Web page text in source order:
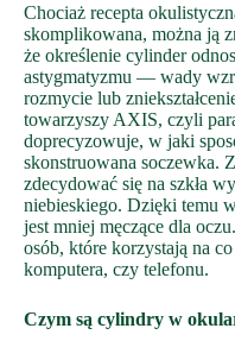
Chociaż recepta
skomplikowana, można ją
że określenie cylinder
astygmatyzmu — wady
rozmycie lub
towarzyszy AXIS, czyli
doprecyzowuje, w jaki
skonstruowana soczewka.
zdecydować się na szkła
niebieskiego. Dzięki temu
jest mniej męczące dla
osób, które korzystają na
komputera, czy telefonu.
Czym są cylindry w